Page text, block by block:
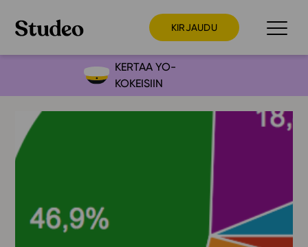
KIRJAUDU
Preppaaja
Opettaja
Opiskelija
Ainstain
KERTAA YO-
KOKEISIIN